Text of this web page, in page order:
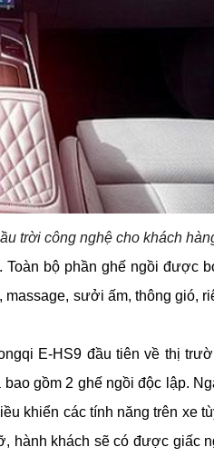
trời công nghệ cho khách
bộ phần ghế ngồi được
sưởi ấm, thông gió,
E-HS9 đầu tiên về thị
gồm 2 ghế ngồi độc lập.
khiển các tính năng trên xe
hành khách sẽ có được giấc